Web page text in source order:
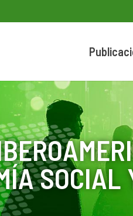
SOCIAL